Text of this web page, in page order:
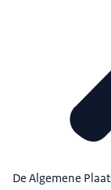
De Algemene